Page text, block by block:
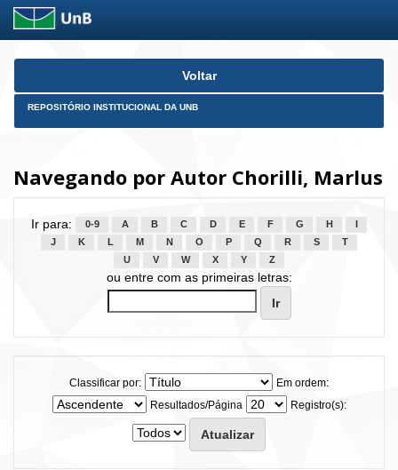
Skip
Voltar
REPOSITÓRIO INSTITUCIONAL DA UNB
Navegando por Autor Chorilli, Marlus
Ir para: 0-9 A B C D E F G H
J
K L M N O P Q R S
T
U
V W X Y Z
ou entre com as primeiras letras:
Classificar por:
Em ordem:
Resultados/Página
Registro(s):